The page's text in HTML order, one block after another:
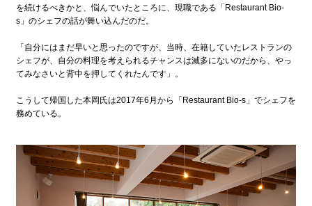
を続けるべきかと、悩んでいたところに、現職である「Restaurant Bio-
s」のシェフの話が舞い込んだのだ。
「自分にはまだ早いと思ったのですが、当時、在籍していたレストランの
シェフが、自分の料理を考えられるチャンスは滅多にないのだから、やっ
てみなさいと背中を押してくれたんです」。
こうして帰国した本岡氏は2017年6月から「Restaurant Bio-s」でシェフを
務めている。